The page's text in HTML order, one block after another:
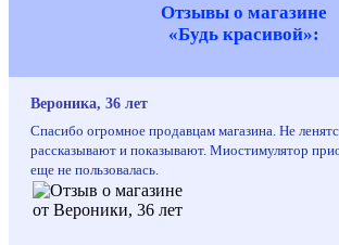
Отзывы о магазине
«Будь красивой»:
Вероника, 36 лет
Спасибо огромное продавцам магазина. Не
рассказывают и показывают. Миостимулятор
еще не пользовалась.